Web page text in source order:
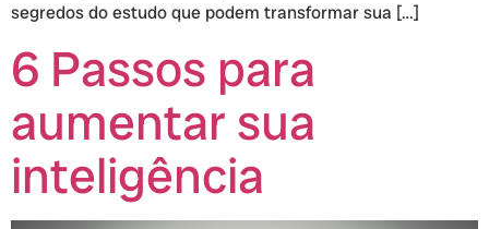
segredos do estudo que podem transformar sua […]
6 Passos para
aumentar sua
inteligência